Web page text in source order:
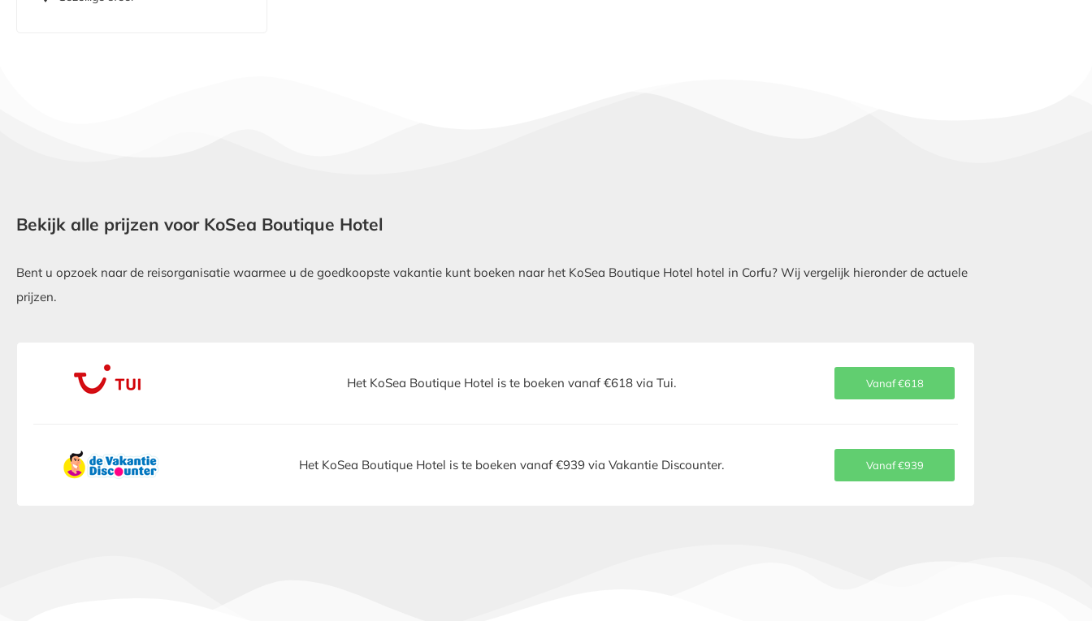
Bekijk alle prijzen voor KoSea Boutique Hotel
Bent u opzoek naar de reisorganisatie waarmee u de goedkoopste vakantie kunt boeken naar het KoSea Boutique Hotel hotel in Corfu? Wij vergelijk hieronder de actuele
prijzen.
Het KoSea Boutique Hotel is te boeken vanaf €618 via Tui. Vanaf €618
Het KoSea Boutique Hotel is te boeken vanaf €939 via Vakantie Discounter. Vanaf €939